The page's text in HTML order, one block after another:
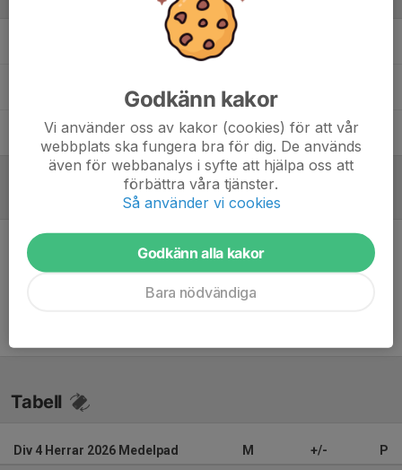
Christoffer LindströmTränare
Daniel Becker Tränare
Thomas GustafssonTränare
Inget referat skrivet
Tabell
Div 4 Herrar 2026 Medelpad M +/- P
Godkänn kakor
Vi använder oss av kakor (cookies) för att vår
webbplats ska fungera bra för dig. De används
även för webbanalys i syfte att hjälpa oss att
förbättra våra tjänster.
Så använder vi cookies
Godkänn alla kakor
Bara nödvändiga